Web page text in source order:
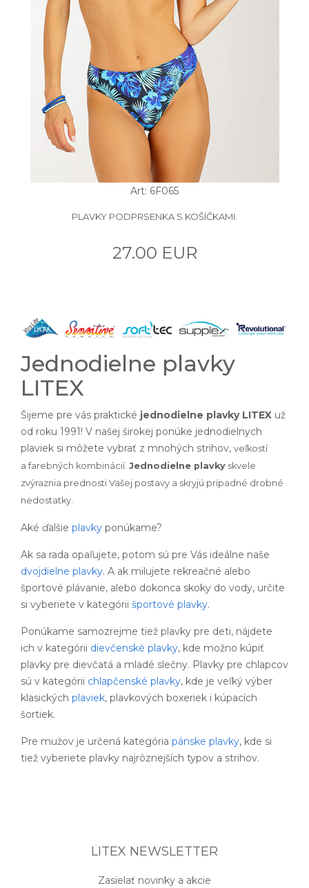
Art: 6F065
PLAVKY PODPRSENKA S KOŠÍČKAMI.
27.00 EUR
Jednodielne plavky
LITEX
Šijeme pre vás praktické jednodielne plavky LITEX už
od roku 1991! V našej širokej ponúke jednodielnych
plaviek si môžete vybrať z mnohých strihov, veľkostí
a farebných kombinácií. Jednodielne plavky skvele
zvýraznia prednosti Vašej postavy a skryjú prípadné drobné
nedostatky.
Aké ďalšie plavky ponúkame?
Ak sa rada opaľujete, potom sú pre Vás ideálne naše
dvojdielne plavky. A ak milujete rekreačné alebo
športové plávanie, alebo dokonca skoky do vody, určite
si vyberiete v kategórii športové plavky.
Ponúkame samozrejme tiež plavky pre deti, nájdete
ich v kategórii dievčenské plavky, kde možno kúpiť
plavky pre dievčatá a mladé slečny. Plavky pre chlapcov
sú v kategórii chlapčenské plavky, kde je veľký výber
klasických plaviek, plavkových boxeriek i kúpacích
šortiek.
Pre mužov je určená kategória pánske plavky, kde si
tiež vyberiete plavky najrôznejších typov a strihov.
LITEX NEWSLETTER
Zasielať novinky a akcie